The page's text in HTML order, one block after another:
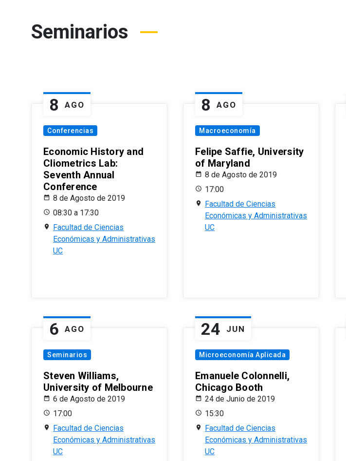
Seminarios
8 AGO
Conferencias
Economic History and
Cliometrics Lab:
Seventh Annual
Conference
8 de Agosto de 2019
08:30 a 17:30
Facultad de Ciencias
Económicas y Administrativas
UC
8 AGO
Macroeconomía
Felipe Saffie, University
of Maryland
8 de Agosto de 2019
17:00
Facultad de Ciencias
Económicas y Administrativas
UC
6 AGO
Seminarios
Steven Williams,
University of Melbourne
6 de Agosto de 2019
17:00
Facultad de Ciencias
Económicas y Administrativas
UC
24 JUN
Microeconomía Aplicada
Emanuele Colonnelli,
Chicago Booth
24 de Junio de 2019
15:30
Facultad de Ciencias
Económicas y Administrativas
UC